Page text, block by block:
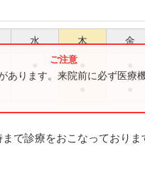
水 木 金
あります。来院前に必ず医療
で診療をおこなっておりま